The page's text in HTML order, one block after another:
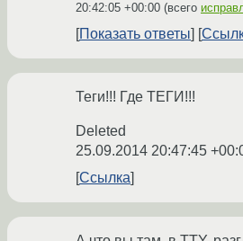
20:42:05 +00:00 (всего
Показать ответы
Теги!!! Где ТЕГИ!!!
Deleted
25.09.2014 20:47:45
Ссылка